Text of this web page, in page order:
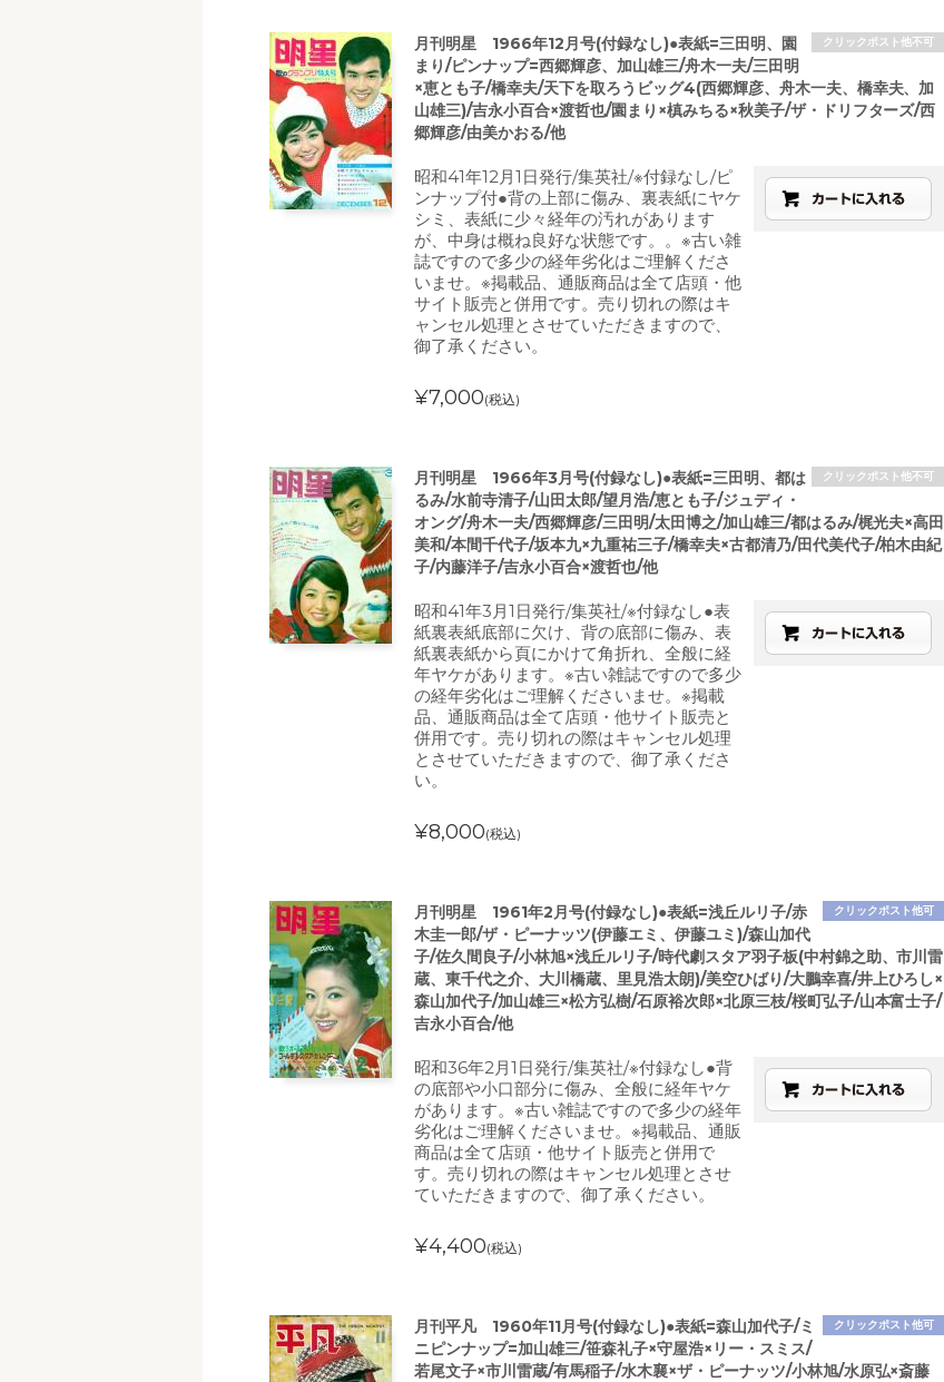
クリックポスト他不可
月刊明星 1966年12月号(付録なし)●表紙=三田明、園
まり/ピンナップ=西郷輝彦、加山雄三/舟木一夫/三田明
×恵とも子/橋幸夫/天下を取ろうビッグ4(西郷輝彦、舟木一夫、橋幸夫、加
山雄三)/吉永小百合×渡哲也/園まり×槙みちる×秋美子/ザ・ドリフターズ/西
郷輝彦/由美かおる/他
昭和41年12月1日発行/集英社/※付録なし/ピ
ンナップ付●背の上部に傷み、裏表紙にヤケ
シミ、表紙に少々経年の汚れがあります
が、中身は概ね良好な状態です。。※古い雑
誌ですので多少の経年劣化はご理解くださ
いませ。※掲載品、通販商品は全て店頭・他
サイト販売と併用です。売り切れの際はキ
ャンセル処理とさせていただきますので、
御了承ください。
¥7,000(税込)
クリックポスト他不可
月刊明星 1966年3月号(付録なし)●表紙=三田明、都は
るみ/水前寺清子/山田太郎/望月浩/恵とも子/ジュディ・
オング/舟木一夫/西郷輝彦/三田明/太田博之/加山雄三/都はるみ/梶光夫×高田
美和/本間千代子/坂本九×九重祐三子/橋幸夫×古都清乃/田代美代子/柏木由紀
子/内藤洋子/吉永小百合×渡哲也/他
昭和41年3月1日発行/集英社/※付録なし●表
紙裏表紙底部に欠け、背の底部に傷み、表
紙裏表紙から頁にかけて角折れ、全般に経
年ヤケがあります。※古い雑誌ですので多少
の経年劣化はご理解くださいませ。※掲載
品、通販商品は全て店頭・他サイト販売と
併用です。売り切れの際はキャンセル処理
とさせていただきますので、御了承くださ
い。
¥8,000(税込)
クリックポスト他可
月刊明星 1961年2月号(付録なし)●表紙=浅丘ルリ子/赤
木圭一郎/ザ・ピーナッツ(伊藤エミ、伊藤ユミ)/森山加代
子/佐久間良子/小林旭×浅丘ルリ子/時代劇スタア羽子板(中村錦之助、市川雷
蔵、東千代之介、大川橋蔵、里見浩太朗)/美空ひばり/大鵬幸喜/井上ひろし×
森山加代子/加山雄三×松方弘樹/石原裕次郎×北原三枝/桜町弘子/山本富士子/
吉永小百合/他
昭和36年2月1日発行/集英社/※付録なし●背
の底部や小口部分に傷み、全般に経年ヤケ
があります。※古い雑誌ですので多少の経年
劣化はご理解くださいませ。※掲載品、通販
商品は全て店頭・他サイト販売と併用で
す。売り切れの際はキャンセル処理とさせ
ていただきますので、御了承ください。
¥4,400(税込)
クリックポスト他可
月刊平凡 1960年11月号(付録なし)●表紙=森山加代子/ミ
ニピンナップ=加山雄三/笹森礼子×守屋浩×リー・スミス/
若尾文子×市川雷蔵/有馬稲子/水木襄×ザ・ピーナッツ/小林旭/水原弘×斎藤